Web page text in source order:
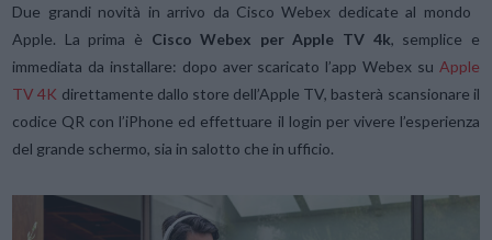
Due grandi novità in arrivo da Cisco Webex dedicate al mondo
Apple. La prima è Cisco Webex per Apple TV 4k, semplice e
immediata da installare: dopo aver scaricato l’app Webex su Apple
TV 4K direttamente dallo store dell’Apple TV, basterà scansionare il
codice QR con l’iPhone ed effettuare il login per vivere l’esperienza
del grande schermo, sia in salotto che in ufficio.